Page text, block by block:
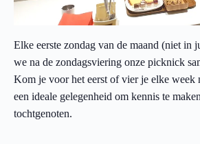
Elke eerste zondag van de maand (niet in
we na de zondagsviering onze picknick
Kom je voor het eerst of vier je elke week
een ideale gelegenheid om kennis te
tochtgenoten.